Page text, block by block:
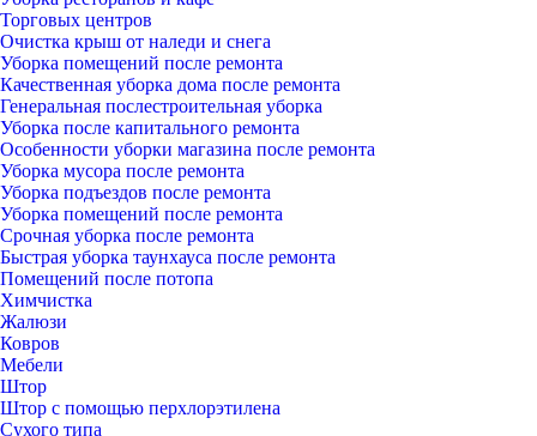
Торговых центров
Очистка крыш от наледи и снега
Уборка помещений после ремонта
Качественная уборка дома после ремонта
Генеральная послестроительная уборка
Уборка после капитального ремонта
Особенности уборки магазина после ремонта
Уборка мусора после ремонта
Уборка подъездов после ремонта
Уборка помещений после ремонта
Срочная уборка после ремонта
Быстрая уборка таунхауса после ремонта
Помещений после потопа
Химчистка
Жалюзи
Ковров
Мебели
Штор
Штор с помощью перхлорэтилена
Сухого типа